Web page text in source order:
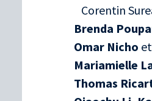
Corentin
Brenda
Omar Nicho et
Mariamielle
Thomas